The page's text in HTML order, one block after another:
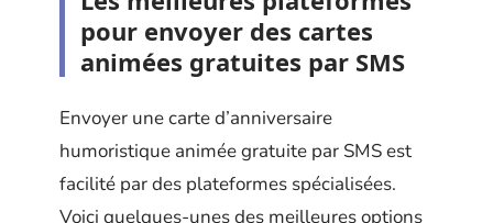
pour envoyer des cartes
animées gratuites par SMS
Envoyer une carte d’anniversaire
humoristique animée gratuite par SMS est
facilité par des plateformes spécialisées.
Voici quelques-unes des meilleures options